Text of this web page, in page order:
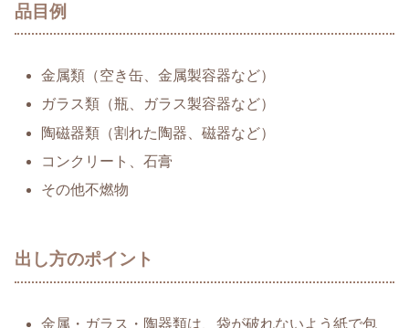
品目例
金属類（空き缶、金属製容器など）
ガラス類（瓶、ガラス製容器など）
陶磁器類（割れた陶器、磁器など）
コンクリート、石膏
その他不燃物
出し方のポイント
金属・ガラス・陶器類は、袋が破れないよう紙で包